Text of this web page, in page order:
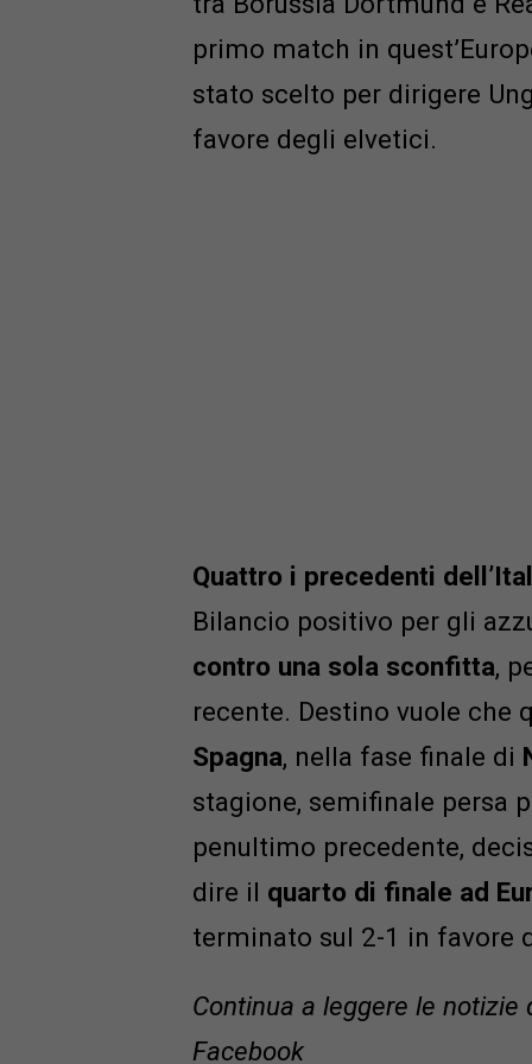
primo match in
stato scelto per dirigere
favore degli elvetici.
Quattro i precedenti
Bilancio positivo per gli
contro una sola sconfitta,
recente. Destino vuole che
Spagna, nella fase finale di
stagione, semifinale persa
penultimo precedente,
dire il quarto di finale ad
terminato sul 2-1 in favore
Continua a leggere le notizie
Facebook